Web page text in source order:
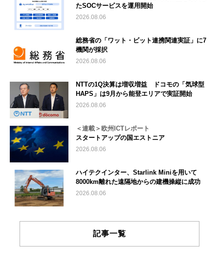
たSOCサービスを運用開始
2026.08.06
総務省の「ワット・ビット連携関連実証」に7
機関が採択
2026.08.06
NTTの1Q決算は増収増益 ドコモの「気球型
HAPS」は9月から能登エリアで実証開始
2026.08.06
＜連載＞欧州ICTレポート
スタートアップの国エストニア
2026.08.06
ハイテクインター、Starlink Miniを用いて
8000km離れた遠隔地からの建機操縦に成功
2026.08.06
記事一覧